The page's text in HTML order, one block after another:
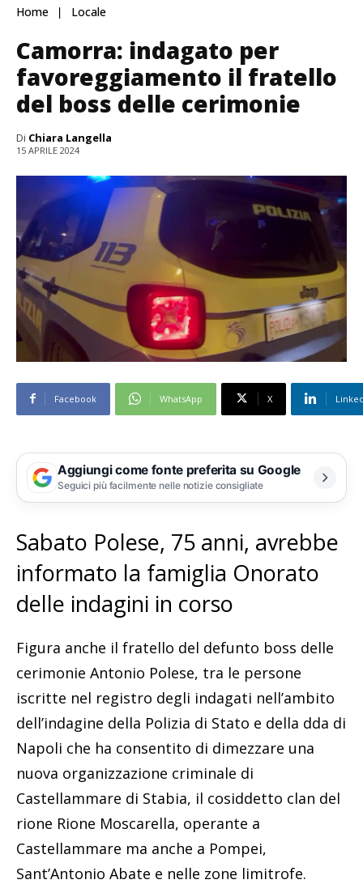
Home Locale
Camorra: indagato per
favoreggiamento il fratello
del boss delle cerimonie
Di Chiara Langella
15 APRILE 2024
Facebook WhatsApp X
Aggiungi come fonte preferita su Google
Seguici più facilmente nelle notizie consigliate
Sabato Polese, 75 anni, avrebbe
informato la famiglia Onorato
delle indagini in corso
Figura anche il fratello del defunto boss delle
cerimonie Antonio Polese, tra le persone
iscritte nel registro degli indagati nell’ambito
dell’indagine della Polizia di Stato e della dda di
Napoli che ha consentito di dimezzare una
nuova organizzazione criminale di
Castellammare di Stabia, il cosiddetto clan del
rione Rione Moscarella, operante a
Castellammare ma anche a Pompei,
Sant’Antonio Abate e nelle zone limitrofe.